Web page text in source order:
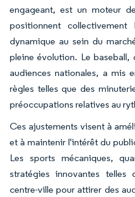
engageant, est un moteur
positionnent
dynamique au sein du
pleine évolution. Le
audiences nationales, a mis
règles telles que des
préoccupations relatives au
Ces ajustements visent à
et à maintenir l'intérêt du
Les sports mécaniques,
stratégies innovantes telles
centre-ville pour attirer des